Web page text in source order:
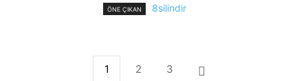
ÖNE ÇIKAN 8silindir
1 2 3